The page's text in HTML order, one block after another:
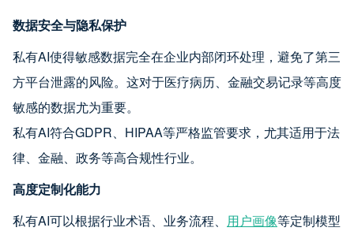
数据安全与隐私保护
私有AI使得敏感数据完全在企业内部闭环处理，避免了第三
方平台泄露的风险。这对于医疗病历、金融交易记录等高度
敏感的数据尤为重要。
私有AI符合GDPR、HIPAA等严格监管要求，尤其适用于法
律、金融、政务等高合规性行业。
高度定制化能力
私有AI可以根据行业术语、业务流程、 用户画像等定制模型